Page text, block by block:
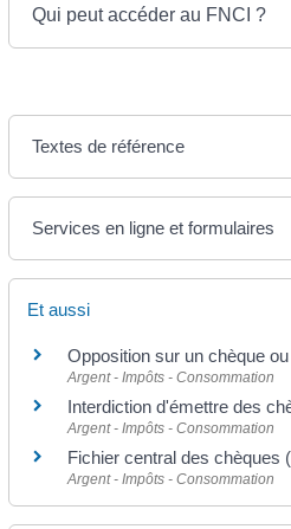
Qui peut accéder au FNCI ?
Textes de référence
Services en ligne et formulaires
Et aussi
Opposition sur un chèque
Argent - Impôts - Consommation
Interdiction d'émettre des
Argent - Impôts - Consommation
Fichier central des chèques
Argent - Impôts - Consommation